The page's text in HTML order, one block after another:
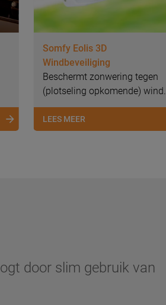
Somfy Eolis 3D
Windbeveiliging
Beschermt zonwering tegen
(plotseling opkomende) wind.
LEES MEER
door slim gebruik van